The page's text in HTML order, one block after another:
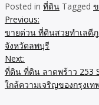
Posted in ที่ดิน Tagged
Post
navigation
Previous:
ขายด่วน ที่ดินสวยทำเลดี
จังหวัดลพบุรี
Next:
ที่ดิน ที่ดิน ลาดพร้าว 253
ใกล้ความเจริญของกรุงเท